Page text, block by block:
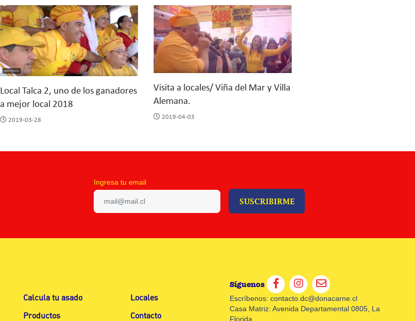
Local Talca 2, uno de los ganadores
a mejor local 2018
2019-03-28
Visita a locales/ Viña del Mar y Villa
Alemana.
2019-04-03
Ingresa tu email
SUSCRIBIRME
Calcula tu asado
Productos
Locales
Contacto
Síguenos
Escríbenos: contacto.dc@donacarne.cl
Casa Matriz: Avenida Departamental 0805, La
Florida.